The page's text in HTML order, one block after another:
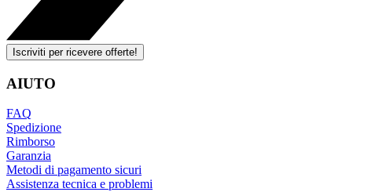
Iscriviti per ricevere offerte!
AIUTO
FAQ
Spedizione
Rimborso
Garanzia
Metodi di pagamento sicuri
Assistenza tecnica e problemi